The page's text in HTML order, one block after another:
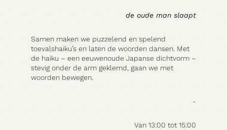
Praktisch
de oude man slaapt
Samen maken we puzzelend en spelend
toevalshaiku’s en laten de woorden dansen. Met
de haiku – een eeuwenoude Japanse dichtvorm –
stevig onder de arm geklemd, gaan we met
woorden bewegen.
-
Van 13:00 tot 15:00